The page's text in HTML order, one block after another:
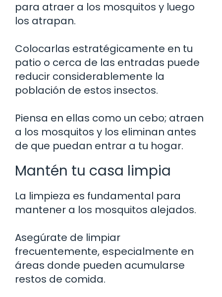
para atraer a los mosquitos y luego
los atrapan.
Colocarlas estratégicamente en tu
patio o cerca de las entradas puede
reducir considerablemente la
población de estos insectos.
Piensa en ellas como un cebo; atraen
a los mosquitos y los eliminan antes
de que puedan entrar a tu hogar.
Mantén tu casa limpia
La limpieza es fundamental para
mantener a los mosquitos alejados.
Asegúrate de limpiar
frecuentemente, especialmente en
áreas donde pueden acumularse
restos de comida.